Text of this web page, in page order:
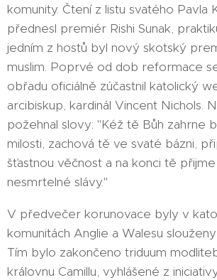
komunity. Čtení z listu svatého Pavla
přednesl premiér Rishi Sunak,
jedním z hostů byl nový skotský
muslim. Poprvé od dob reformace
obřadu oficiálně zúčastnil katolický
arcibiskup, kardinál Vincent Nichols.
požehnal slovy: "Kéž tě Bůh zahrne
milosti, zachová tě ve svaté bázni,
šťastnou věčnost a na konci tě
nesmrtelné slávy."
V předvečer korunovace byly v
komunitách Anglie a Walesu
Tím bylo zakončeno triduum
královnu Camillu, vyhlášené z